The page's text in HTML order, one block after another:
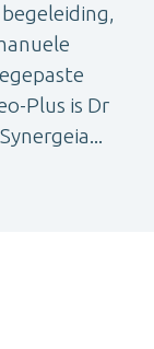
Plus is Dr